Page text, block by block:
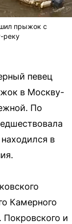
прыжок с
реку
певец
в Москву-
По
в
Камерного
Покровского и